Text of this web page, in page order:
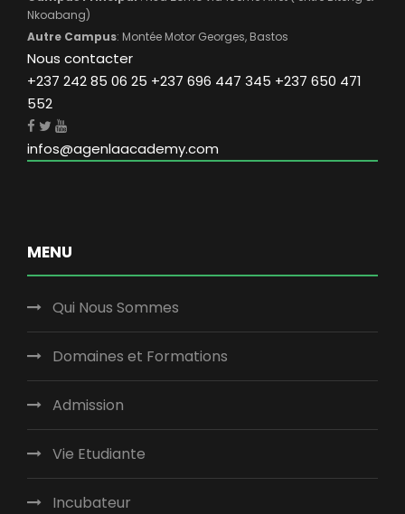
Nkoabang)
Autre Campus: Montée Motor Georges, Bastos
Nous contacter
+237 242 85 06 25 +237 696 447 345 +237 650 471
552
infos@agenlaacademy.com
MENU
Qui Nous Sommes
Domaines et Formations
Admission
Vie Etudiante
Incubateur